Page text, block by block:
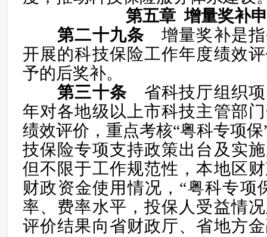
第五章 增量奖补
第二十九条 增量奖补是指
开展的科技保险工作年度绩效
予的后奖补。
第三十条省科技厅组织项
年对各地级以上市科技主管部
绩效评价，重点考核“粤科专项
技保险专项支持政策出台及实
但不限于工作规范性，本地区
财政资金使用情况，“粤科专项
率、费率水平，投保人受益情
评价结果向省财政厅、省地方